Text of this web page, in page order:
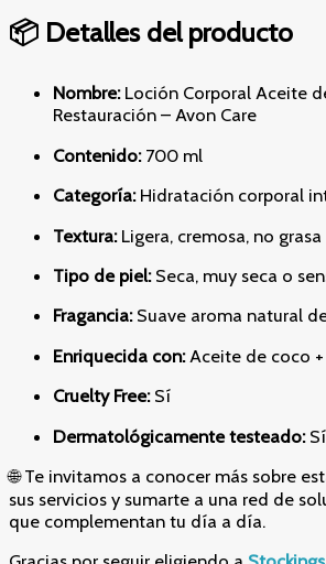
📦 Detalles del producto
Nombre:Loción Corporal Aceite
Restauración – Avon Care
Contenido:700 ml
Categoría:Hidratación corporal
Textura:Ligera, cremosa, no grasa
Tipo de piel:Seca, muy seca o
Fragancia:Suave aroma natural
Enriquecida con:Aceite de coco
Cruelty Free:Sí
Dermatológicamente testeado:Sí
🌐 Te invitamos a conocer más sobre
sus servicios y sumarte a una red de
que complementan tu día a día.